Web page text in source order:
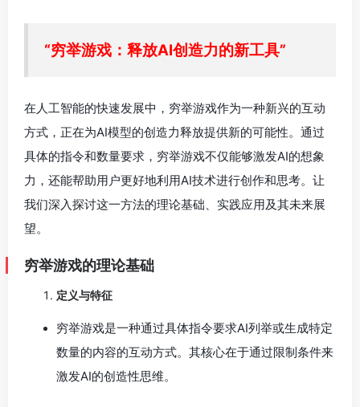
“穷举游戏：释放AI创造力的新工具”
在人工智能的快速发展中，穷举游戏作为一种新兴的互动
方式，正在为AI模型的创造力释放提供新的可能性。通过
具体的指令和数量要求，穷举游戏不仅能够激发AI的想象
力，还能帮助用户更好地利用AI技术进行创作和思考。让
我们深入探讨这一方法的理论基础、实践应用及其未来展
望。
穷举游戏的理论基础
定义与特征
穷举游戏是一种通过具体指令要求AI列举或生成特定
数量的内容的互动方式。其核心在于通过限制条件来
激发AI的创造性思维。